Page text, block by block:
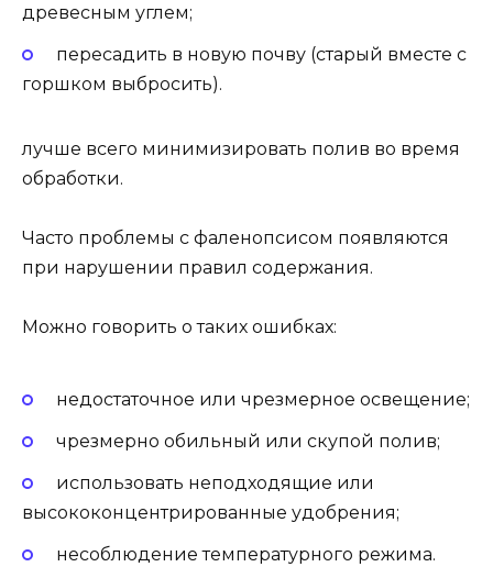
древесным углем;
пересадить в новую почву (старый вместе с
горшком выбросить).
лучше всего минимизировать полив во время
обработки.
Часто проблемы с фаленопсисом появляются
при нарушении правил содержания.
Можно говорить о таких ошибках:
недостаточное или чрезмерное освещение;
чрезмерно обильный или скупой полив;
использовать неподходящие или
высококонцентрированные удобрения;
несоблюдение температурного режима.